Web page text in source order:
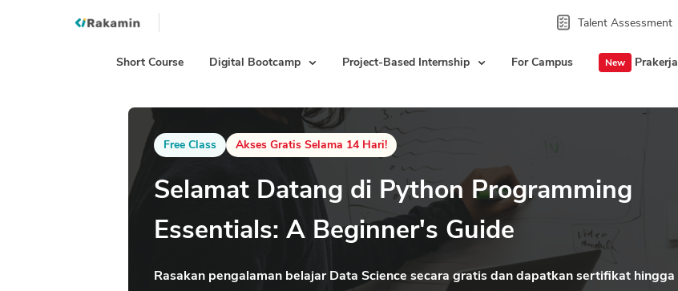
Talent Assessment
Short Course Digital Bootcamp Project-Based Internship For Campus New Prakerja
Free Class Akses Gratis Selama 14 Hari!
Selamat Datang di Python Programming
Essentials: A Beginner's Guide
Rasakan pengalaman belajar Data Science secara gratis dan dapatkan sertifikat hingga